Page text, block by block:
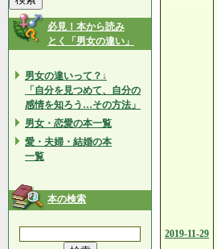
必見！本から読み
とく「男女の違い」
男女の違いって？↓
「自分を見つめて、自分の
感情を知ろう…その方法」
男女・恋愛の本一覧
愛・夫婦・結婚の本
一覧
本の検索
2019-11-29